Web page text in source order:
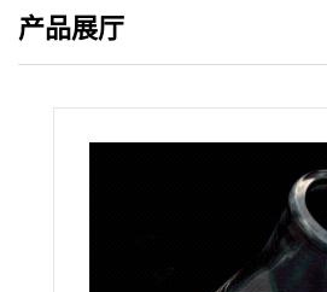
产品展厅